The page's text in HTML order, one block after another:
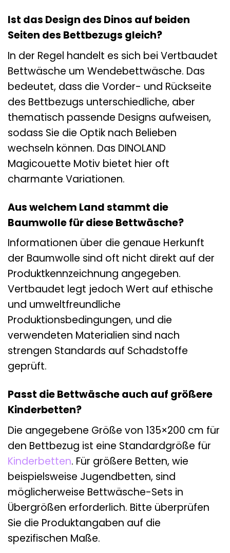
Ist das Design des Dinos auf beiden
Seiten des Bettbezugs gleich?
In der Regel handelt es sich bei Vertbaudet
Bettwäsche um Wendebettwäsche. Das
bedeutet, dass die Vorder- und Rückseite
des Bettbezugs unterschiedliche, aber
thematisch passende Designs aufweisen,
sodass Sie die Optik nach Belieben
wechseln können. Das DINOLAND
Magicouette Motiv bietet hier oft
charmante Variationen.
Aus welchem Land stammt die
Baumwolle für diese Bettwäsche?
Informationen über die genaue Herkunft
der Baumwolle sind oft nicht direkt auf der
Produktkennzeichnung angegeben.
Vertbaudet legt jedoch Wert auf ethische
und umweltfreundliche
Produktionsbedingungen, und die
verwendeten Materialien sind nach
strengen Standards auf Schadstoffe
geprüft.
Passt die Bettwäsche auch auf größere
Kinderbetten?
Die angegebene Größe von 135×200 cm für
den Bettbezug ist eine Standardgröße für
Kinderbetten. Für größere Betten, wie
beispielsweise Jugendbetten, sind
möglicherweise Bettwäsche-Sets in
Übergrößen erforderlich. Bitte überprüfen
Sie die Produktangaben auf die
spezifischen Maße.